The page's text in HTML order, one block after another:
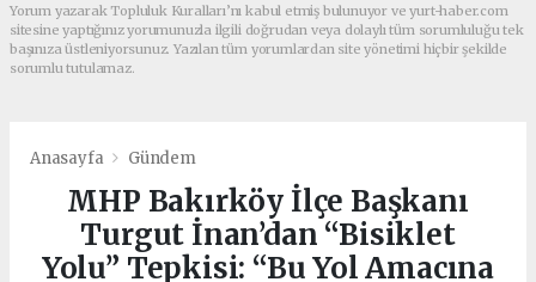
Yorum yazarak Topluluk Kuralları’nı kabul etmiş bulunuyor ve yurt-haber.com
sitesine yaptığınız yorumunuzla ilgili doğrudan veya dolaylı tüm sorumluluğu tek
başınıza üstleniyorsunuz. Yazılan tüm yorumlardan site yönetimi hiçbir şekilde
sorumlu tutulamaz.
Anasayfa Gündem
MHP Bakırköy İlçe Başkanı
Turgut İnan’dan “Bisiklet
Yolu” Tepkisi: “Bu Yol Amacına